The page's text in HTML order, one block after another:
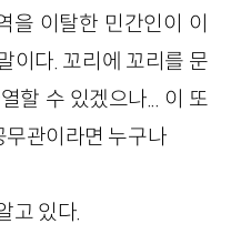
을 이탈한 민간인이 이
이다. 꼬리에 꼬리를 문
할 수 있겠으나... 이 또
무관이라면 누구나
고 있다.